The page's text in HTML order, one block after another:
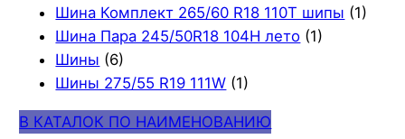
Шина Комплект 265/60 R18 110T шипы (1)
Шина Пара 245/50R18 104H лето (1)
Шины (6)
Шины 275/55 R19 111W (1)
В КАТАЛОК ПО НАИМЕНОВАНИЮ